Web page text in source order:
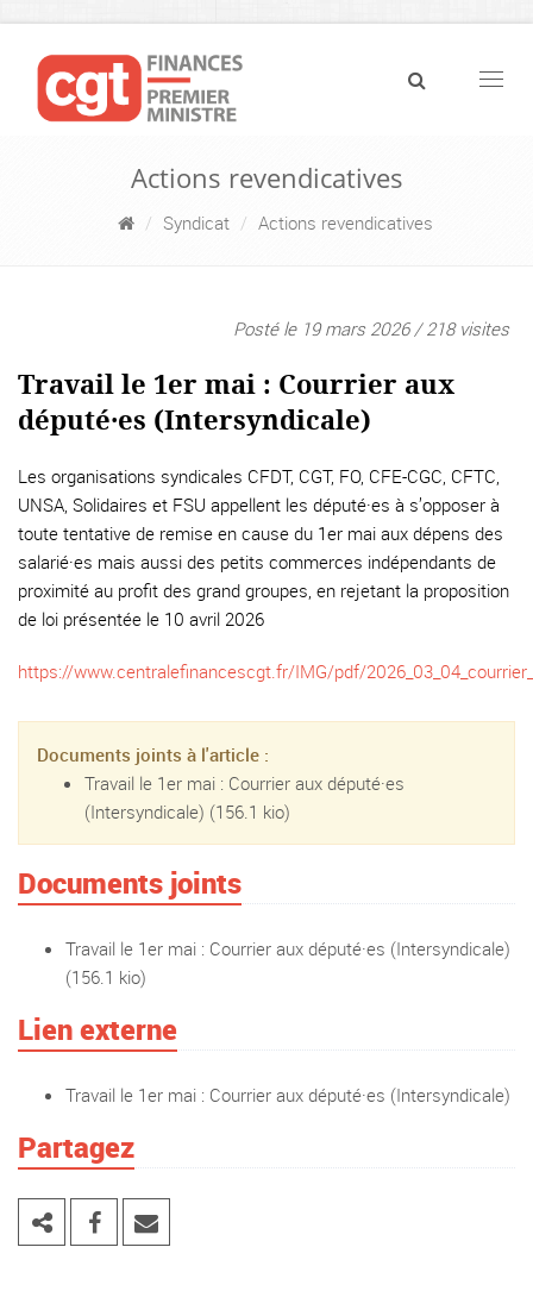
Actions revendicatives
Syndicat Actions revendicatives
Posté le 19 mars 2026 / 218 visites
Travail le 1er mai : Courrier aux
député·es (Intersyndicale)
Les organisations syndicales CFDT, CGT, FO, CFE-CGC, CFTC,
UNSA, Solidaires et FSU appellent les député·es à s’opposer à
toute tentative de remise en cause du 1er mai aux dépens des
salarié·es mais aussi des petits commerces indépendants de
proximité au profit des grand groupes, en rejetant la proposition
de loi présentée le 10 avril 2026
https://www.centralefinancescgt.fr/IMG/pdf/
Documents joints à l'article :
Travail le 1er mai : Courrier aux député·es
(Intersyndicale) (156.1 kio)
Documents joints
Travail le 1er mai : Courrier aux député·es (Intersyndicale)
(156.1 kio)
Lien externe
Travail le 1er mai : Courrier aux député·es (Intersyndicale)
Partagez